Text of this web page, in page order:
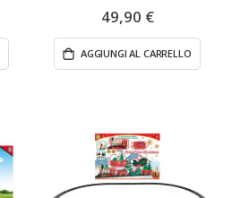
49,90 €
AGGIUNGI AL CARRELLO